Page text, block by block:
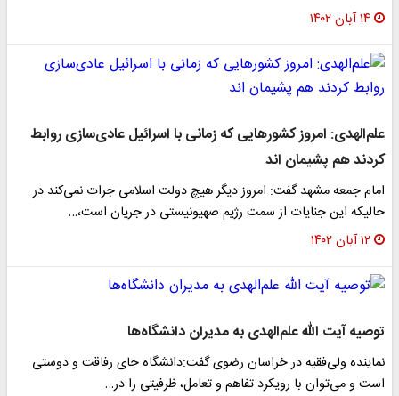
۱۴ آبان ۱۴۰۲
علم‌الهدی: امروز کشورهایی که زمانی با اسرائیل عادی‌سازی روابط
کردند هم پشیمان اند
امام جمعه مشهد گفت: امروز دیگر هیچ دولت اسلامی جرات نمی‌کند در
حالیکه این جنایات از سمت رژیم صهیونیستی در جریان است،…
۱۲ آبان ۱۴۰۲
توصیه آیت ‎الله علم‌الهدی به مدیران دانشگاه‌ها
نماینده ولی‌فقیه در خراسان رضوی گفت:دانشگاه جای رفاقت و دوستی
است و می‌توان با رویکرد تفاهم و تعامل، ظرفیتی را در…